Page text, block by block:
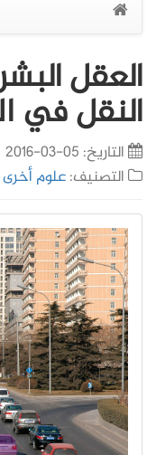
العقل
النقل في
التاريخ: 05-03-2016
التصنيف:علوم أخرى